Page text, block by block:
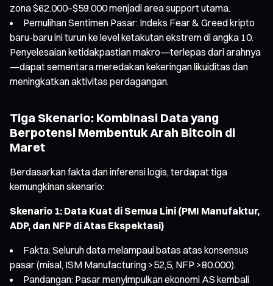
zona $62.000–$59.000 menjadi area support utama.
Pemulihan Sentimen Pasar: Indeks Fear & Greed kripto
baru-baru ini turun ke level ketakutan ekstrem di angka 10.
Penyelesaian ketidakpastian makro—terlepas dari arahnya
—dapat sementara meredakan kekeringan likuiditas dan
meningkatkan aktivitas perdagangan.
Tiga Skenario: Kombinasi Data yang
Berpotensi Membentuk Arah Bitcoin di
Maret
Berdasarkan fakta dan inferensi logis, terdapat tiga
kemungkinan skenario:
Skenario 1: Data Kuat di Semua Lini (PMI Manufaktur,
ADP, dan NFP di Atas Ekspektasi)
Fakta: Seluruh data melampaui batas atas konsensus
pasar (misal, ISM Manufacturing >52,5, NFP >80.000).
Pandangan: Pasar menyimpulkan ekonomi AS kembali